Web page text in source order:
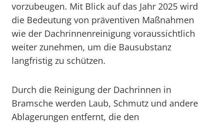
vorzubeugen. Mit Blick auf das Jahr 2025 wird
die Bedeutung von präventiven Maßnahmen
wie der Dachrinnenreinigung voraussichtlich
weiter zunehmen, um die Bausubstanz
langfristig zu schützen.
Durch die Reinigung der Dachrinnen in
Bramsche werden Laub, Schmutz und andere
Ablagerungen entfernt, die den